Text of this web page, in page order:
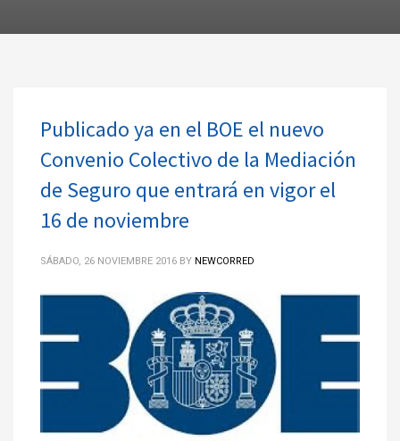
Publicado ya en el BOE el nuevo
Convenio Colectivo de la Mediación
de Seguro que entrará en vigor el
16 de noviembre
SÁBADO, 26 NOVIEMBRE 2016 BY NEWCORRED